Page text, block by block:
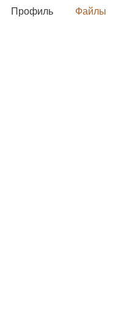
Профиль Файлы